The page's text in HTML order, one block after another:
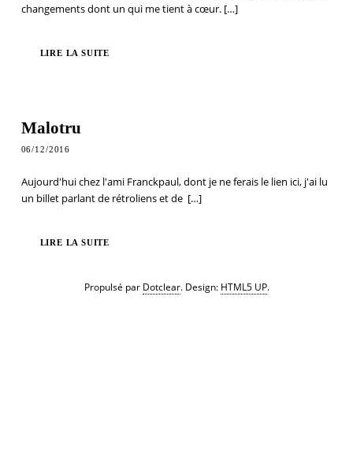
changements dont un qui me tient à cœur.[…]
LIRE LA SUITE
Malotru
06/12/2016
Aujourd'hui chez l'ami Franckpaul, dont je ne ferais le lien ici, j'ai lu
un billet parlant de rétroliens et de […]
LIRE LA SUITE
Propulsé par Dotclear. Design: HTML5 UP.